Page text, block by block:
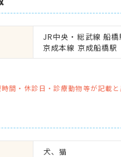
JR中央・総武線 船橋
京成本線 京成船橋駅
間・休診日・診療動物等が記載
犬、猫